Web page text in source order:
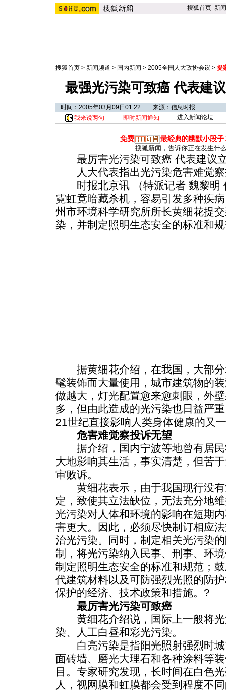
搜狐首页-新闻
搜狐首页 > 新闻频道 > 国内新闻 > 2005全国人大政协会议 > 提
最强光污染可致癌 代表建
时间：2005年03月09日01:22 来源：信息时报
我来说两句
即时新闻通知 进入新闻论坛
免费 最经典的幽默小段子
搜狐新闻，告诉你正在发生什
最厉害光污染可致癌 代表建议
人大代表指出光污染危害难觉察
时报北京讯 （特派记者 魏黎明
霓虹竟暗藏杀机，容易引发多种疾
州市环境科学研究所所长黄细花提
染，并制定照明生态安全的标准和
据黄细花介绍，在我国，大部分
髦装饰而大量使用，城市建筑物的
做越大，灯光配置愈来愈刺眼，外
多，但由此造成的光污染也日益严
21世纪直接影响人类身体健康的又
危害难觉察投诉无望
据介绍，国内宁波等地曾有居民
大地影响其生活，事实清楚，但苦
审败诉。
黄细花表示，由于我国现行没有
定，致使其立法缺位，无法充分地
光污染对人体和环境的影响在短期
害更大。因此，必须尽快制订相应
治光污染。同时，制定相关光污染
制，将光污染纳入民事、刑事、环
制定照明生态安全的标准和规范；
代建筑材料以及可防强烈光照的防
保护的经济、技术政策和措施。?
最厉害光污染可致癌
黄细花介绍说，国际上一般将光
染、人工白昼和彩光污染。
白亮污染是指阳光照射强烈时城
面砖墙、磨光大理石和各种涂料等
目。专家研究发现，长时间在白色
人，视网膜和虹膜都会受到程度不